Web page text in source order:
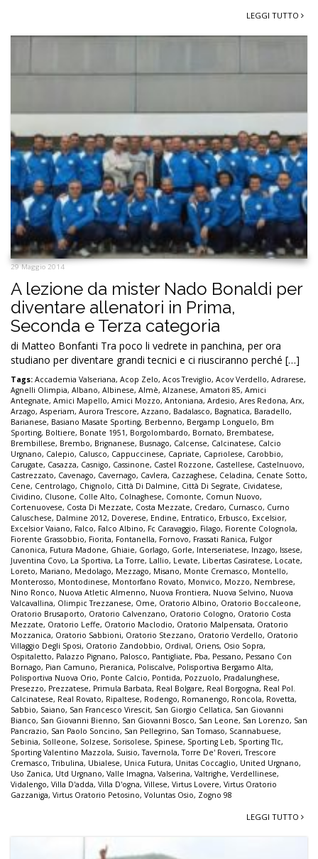
LEGGI TUTTO
29 Maggio 2014
A lezione da mister Nado Bonaldi per
diventare allenatori in Prima,
Seconda e Terza categoria
di Matteo Bonfanti Tra poco li vedrete in panchina, per ora
studiano per diventare grandi tecnici e ci riusciranno perché […]
Tags: Accademia Valseriana, Acop Zelo, Acos Treviglio, Acov Verdello, Adrarese,
Agnelli Olimpia, Albano, Albinese, Almè, Alzanese, Amatori 85, Amici
Antegnate, Amici Mapello, Amici Mozzo, Antoniana, Ardesio, Ares Redona, Arx,
Arzago, Asperiam, Aurora Trescore, Azzano, Badalasco, Bagnatica, Baradello,
Barianese, Basiano Masate Sporting, Berbenno, Bergamp Longuelo, Bm
Sporting, Boltiere, Bonate 1951, Borgolombardo, Bornato, Brembatese,
Brembillese, Brembo, Brignanese, Busnago, Calcense, Calcinatese, Calcio
Urgnano, Calepio, Calusco, Cappuccinese, Capriate, Capriolese, Carobbio,
Carugate, Casazza, Casnigo, Cassinone, Castel Rozzone, Castellese, Castelnuovo,
Castrezzato, Cavenago, Cavernago, Cavlera, Cazzaghese, Celadina, Cenate Sotto,
Cene, Centrolago, Chignolo, Città Di Dalmine, Città Di Segrate, Cividatese,
Cividino, Clusone, Colle Alto, Colnaghese, Comonte, Comun Nuovo,
Cortenuovese, Costa Di Mezzate, Costa Mezzate, Credaro, Curnasco, Curno
Caluschese, Dalmine 2012, Doverese, Endine, Entratico, Erbusco, Excelsior,
Excelsior Vaiano, Falco, Falco Albino, Fc Caravaggio, Filago, Fiorente Colognola,
Fiorente Grassobbio, Fiorita, Fontanella, Fornovo, Frassati Ranica, Fulgor
Canonica, Futura Madone, Ghiaie, Gorlago, Gorle, Interseriatese, Inzago, Issese,
Juventina Covo, La Sportiva, La Torre, Lallio, Levate, Libertas Casiratese, Locate,
Loreto, Mariano, Medolago, Mezzago, Misano, Monte Cremasco, Montello,
Monterosso, Montodinese, Montorfano Rovato, Monvico, Mozzo, Nembrese,
Nino Ronco, Nuova Atletic Almenno, Nuova Frontiera, Nuova Selvino, Nuova
Valcavallina, Olimpic Trezzanese, Ome, Oratorio Albino, Oratorio Boccaleone,
Oratorio Brusaporto, Oratorio Calvenzano, Oratorio Cologno, Oratorio Costa
Mezzate, Oratorio Leffe, Oratorio Maclodio, Oratorio Malpensata, Oratorio
Mozzanica, Oratorio Sabbioni, Oratorio Stezzano, Oratorio Verdello, Oratorio
Villaggio Degli Sposi, Oratorio Zandobbio, Ordival, Oriens, Osio Sopra,
Ospitaletto, Palazzo Pignano, Palosco, Pantigliate, Pba, Pessano, Pessano Con
Bornago, Pian Camuno, Pieranica, Poliscalve, Polisportiva Bergamo Alta,
Polisportiva Nuova Orio, Ponte Calcio, Pontida, Pozzuolo, Pradalunghese,
Presezzo, Prezzatese, Primula Barbata, Real Bolgare, Real Borgogna, Real Pol.
Calcinatese, Real Rovato, Ripaltese, Rodengo, Romanengo, Roncola, Rovetta,
Sabbio, Saiano, San Francesco Virescit, San Giorgio Cellatica, San Giovanni
Bianco, San Giovanni Bienno, San Giovanni Bosco, San Leone, San Lorenzo, San
Pancrazio, San Paolo Soncino, San Pellegrino, San Tomaso, Scannabuese,
Sebinia, Solleone, Solzese, Sorisolese, Spinese, Sporting Leb, Sporting Tlc,
Sporting Valentino Mazzola, Suisio,Tavernola,Torre De' Roveri,Trescore
Cremasco,Tribulina, Ubialese, Unica Futura, Unitas Coccaglio, United Urgnano,
Uso Zanica, Utd Urgnano, Valle Imagna, Valserina, Valtrighe, Verdellinese,
Vidalengo, Villa D'adda, Villa D'ogna, Villese, Virtus Lovere, Virtus Oratorio
Gazzaniga, Virtus Oratorio Petosino, Voluntas Osio, Zogno 98
LEGGI TUTTO